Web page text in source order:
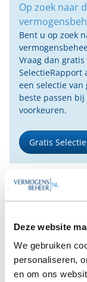
Deze website
We gebruiken
personaliseren,
en om ons
Op zoek naar
Bent u op zoek
Vraag dan
SelectieRapport
een selectie
beste passen
voorkeuren.
Gratis
Anderen bekeken
€10.000